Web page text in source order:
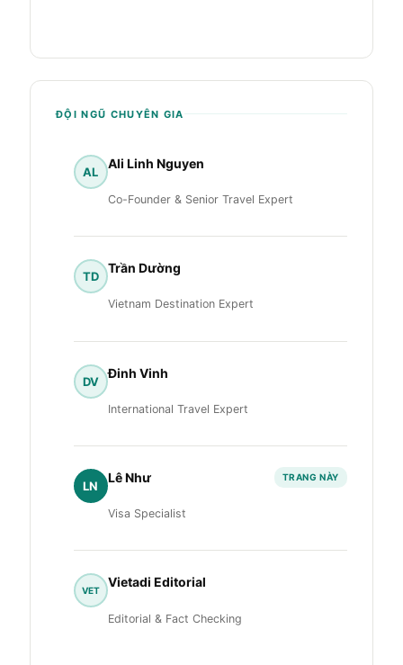
ĐỘI NGŨ CHUYÊN GIA
AL
Ali Linh Nguyen
Co-Founder & Senior Travel Expert
TD
Trần Dường
Vietnam Destination Expert
DV
Đinh Vinh
International Travel Expert
LN
Lê Như
Visa Specialist
TRANG NÀY
VET
Vietadi Editorial
Editorial & Fact Checking